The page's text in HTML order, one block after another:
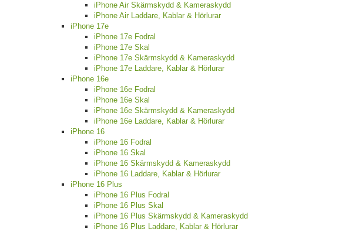
iPhone Air Skärmskydd & Kameraskydd
iPhone Air Laddare, Kablar & Hörlurar
iPhone 17e
iPhone 17e Fodral
iPhone 17e Skal
iPhone 17e Skärmskydd & Kameraskydd
iPhone 17e Laddare, Kablar & Hörlurar
iPhone 16e
iPhone 16e Fodral
iPhone 16e Skal
iPhone 16e Skärmskydd & Kameraskydd
iPhone 16e Laddare, Kablar & Hörlurar
iPhone 16
iPhone 16 Fodral
iPhone 16 Skal
iPhone 16 Skärmskydd & Kameraskydd
iPhone 16 Laddare, Kablar & Hörlurar
iPhone 16 Plus
iPhone 16 Plus Fodral
iPhone 16 Plus Skal
iPhone 16 Plus Skärmskydd & Kameraskydd
iPhone 16 Plus Laddare, Kablar & Hörlurar